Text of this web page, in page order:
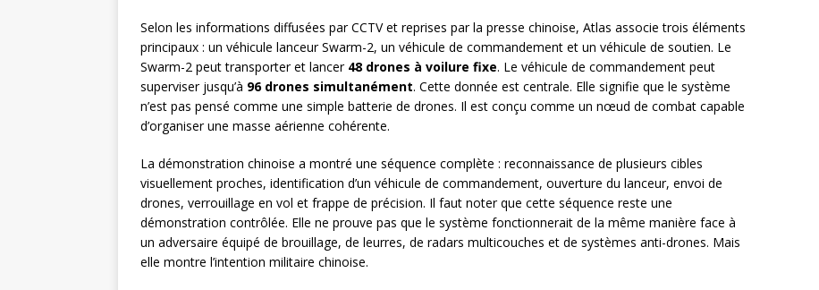
Selon les informations diffusées par CCTV et reprises par la presse chinoise, Atlas associe trois éléments
principaux : un véhicule lanceur Swarm-2, un véhicule de commandement et un véhicule de soutien. Le
Swarm-2 peut transporter et lancer 48 drones à voilure fixe. Le véhicule de commandement peut
superviser jusqu’à 96 drones simultanément. Cette donnée est centrale. Elle signifie que le système
n’est pas pensé comme une simple batterie de drones. Il est conçu comme un nœud de combat capable
d’organiser une masse aérienne cohérente.
La démonstration chinoise a montré une séquence complète : reconnaissance de plusieurs cibles
visuellement proches, identification d’un véhicule de commandement, ouverture du lanceur, envoi de
drones, verrouillage en vol et frappe de précision. Il faut noter que cette séquence reste une
démonstration contrôlée. Elle ne prouve pas que le système fonctionnerait de la même manière face à
un adversaire équipé de brouillage, de leurres, de radars multicouches et de systèmes anti-drones. Mais
elle montre l’intention militaire chinoise.